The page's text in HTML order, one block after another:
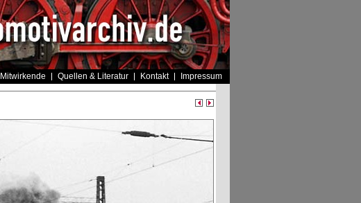
Mitwirkende Quellen & Literatur Kontakt Impressum